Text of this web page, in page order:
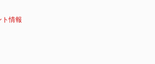
ト情報